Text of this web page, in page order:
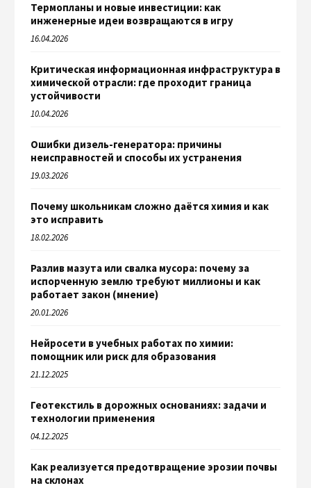
Термопланы и новые инвестиции: как
инженерные идеи возвращаются в игру
16.04.2026
Критическая информационная инфраструктура в
химической отрасли: где проходит граница
устойчивости
10.04.2026
Ошибки дизель-генератора: причины
неисправностей и способы их устранения
19.03.2026
Почему школьникам сложно даётся химия и как
это исправить
18.02.2026
Разлив мазута или свалка мусора: почему за
испорченную землю требуют миллионы и как
работает закон (мнение)
20.01.2026
Нейросети в учебных работах по химии:
помощник или риск для образования
21.12.2025
Геотекстиль в дорожных основаниях: задачи и
технологии применения
04.12.2025
Как реализуется предотвращение эрозии почвы
на склонах